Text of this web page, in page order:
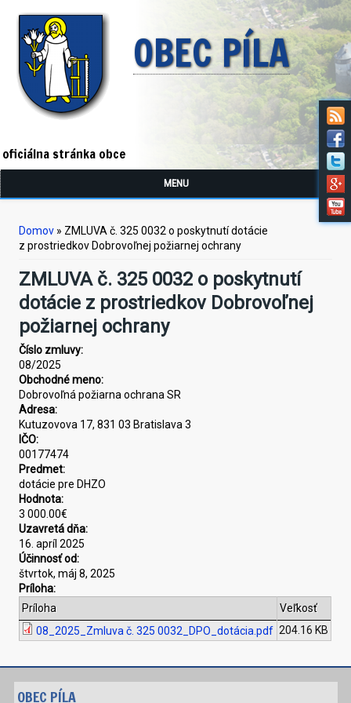
OBEC PÍLA
oficiálna stránka obce
MENU
Nachádzate sa tu
Domov » ZMLUVA č. 325 0032 o poskytnutí dotácie
z prostriedkov Dobrovoľnej požiarnej ochrany
ZMLUVA č. 325 0032 o poskytnutí
dotácie z prostriedkov Dobrovoľnej
požiarnej ochrany
Číslo zmluvy:
08/2025
Obchodné meno:
Dobrovoľná požiarna ochrana SR
Adresa:
Kutuzovova 17, 831 03 Bratislava 3
IČO:
00177474
Predmet:
dotácie pre DHZO
Hodnota:
3 000.00€
Uzavretá dňa:
16. apríl 2025
Účinnosť od:
štvrtok, máj 8, 2025
Príloha:
Príloha
Veľkosť
08_2025_Zmluva č. 325 0032_DPO_dotácia.pdf 204.16 KB
OBEC PÍLA